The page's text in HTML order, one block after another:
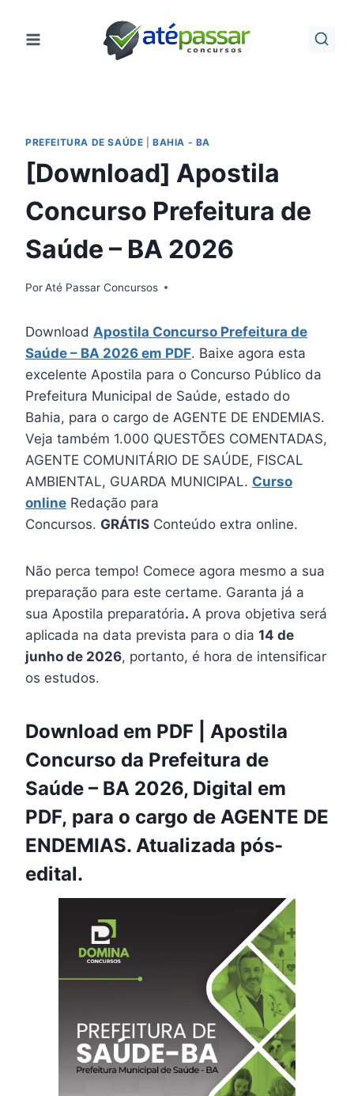
para
PREFEITURA DE SAÚDE |BAHIA - BA
[Download] Apostila
Concurso Prefeitura de
Saúde – BA 2026
PorAté Passar Concursos
Download Apostila Concurso Prefeitura de
Saúde – BA 2026 em PDF. Baixe agora esta
excelente Apostila para o Concurso Público da
Prefeitura Municipal de Saúde, estado do
Bahia, para o cargo de AGENTE DE ENDEMIAS.
Veja também 1.000 QUESTÕES COMENTADAS,
AGENTE COMUNITÁRIO DE SAÚDE, FISCAL
AMBIENTAL, GUARDA MUNICIPAL. Curso
online Redação para
Concursos. GRÁTIS Conteúdo extra online.
Não perca tempo! Comece agora mesmo a sua
preparação para este certame. Garanta já a
sua Apostila preparatória. A prova objetiva será
aplicada na data prevista para o dia 14 de
junho de 2026, portanto, é hora de intensificar
os estudos.
Download em PDF | Apostila
Concurso da Prefeitura de
Saúde – BA 2026, Digital em
PDF, para o cargo de AGENTE DE
ENDEMIAS. Atualizada pós-
edital.